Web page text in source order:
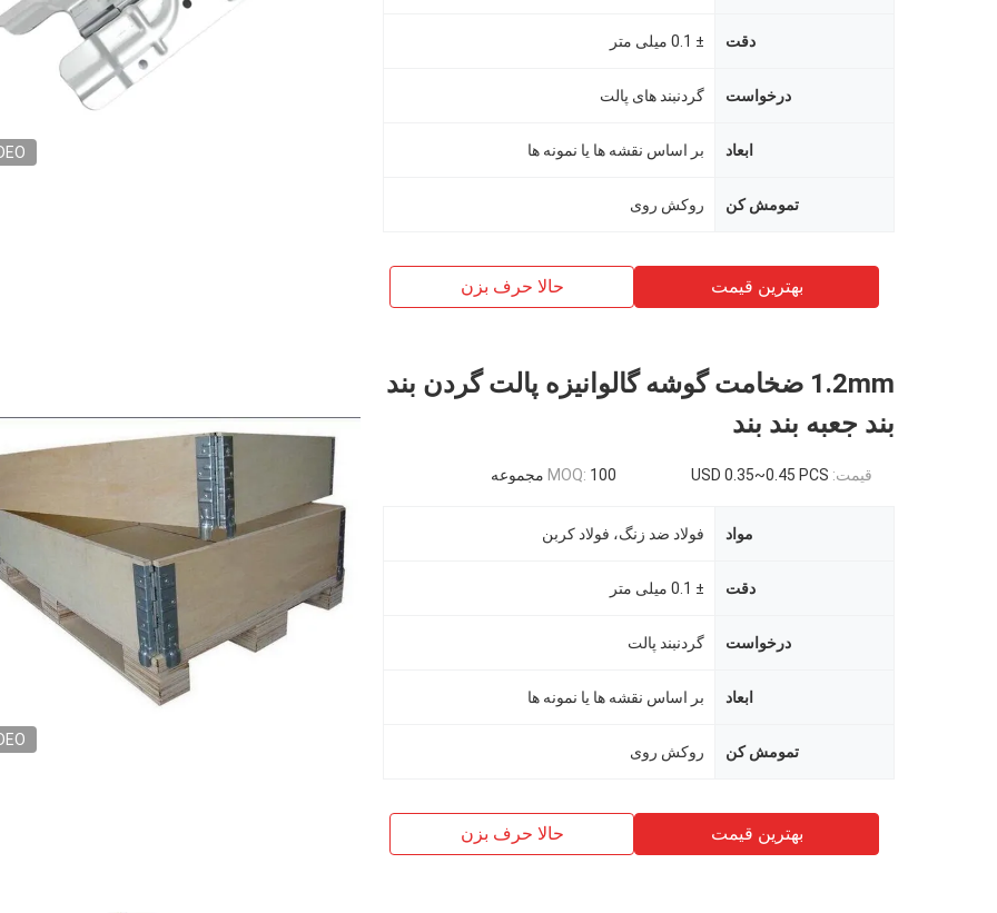
دقت ± 0.1 میلی متر
درخواست گردنبند های پالت
ابعاد بر اساس نقشه ها یا نمونه ها
تمومش کن روکش روی
بهترین قیمت حالا حرف بزن
1.2mm ضخامت گوشه گالوانیزه پالت گردن بند
بند جعبه بند بند
قیمت: USD 0.35~0.45 PCS
MOQ: 100 مجموعه
مواد فولاد ضد زنگ، فولاد کربن
دقت ± 0.1 میلی متر
درخواست گردنبند پالت
ابعاد بر اساس نقشه ها یا نمونه ها
تمومش کن روکش روی
بهترین قیمت حالا حرف بزن